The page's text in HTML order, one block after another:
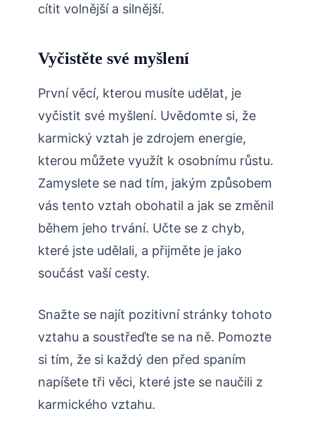
cítit volnější a silnější.
Vyčistěte své myšlení
První věcí, kterou musíte udělat, je
vyčistit své myšlení. Uvědomte si, že
karmický vztah je zdrojem energie,
kterou můžete využít k osobnímu růstu.
Zamyslete se nad tím, jakým způsobem
vás tento vztah obohatil a jak se změnil
během jeho trvání. Učte se z chyb,
které jste udělali, a přijměte je jako
součást vaší cesty.
Snažte se najít pozitivní stránky tohoto
vztahu a soustřeďte se na ně. Pomozte
si tím, že si každý den před spaním
napíšete tři věci, které jste se naučili z
karmického vztahu.